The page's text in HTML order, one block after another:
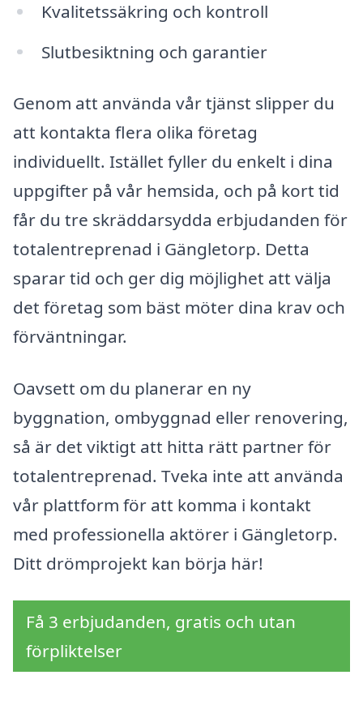
Kvalitetssäkring och kontroll
Slutbesiktning och garantier
Genom att använda vår tjänst slipper du
att kontakta flera olika företag
individuellt. Istället fyller du enkelt i dina
uppgifter på vår hemsida, och på kort tid
får du tre skräddarsydda erbjudanden för
totalentreprenad i Gängletorp. Detta
sparar tid och ger dig möjlighet att välja
det företag som bäst möter dina krav och
förväntningar.
Oavsett om du planerar en ny
byggnation, ombyggnad eller renovering,
så är det viktigt att hitta rätt partner för
totalentreprenad. Tveka inte att använda
vår plattform för att komma i kontakt
med professionella aktörer i Gängletorp.
Ditt drömprojekt kan börja här!
Få 3 erbjudanden, gratis och utan
förpliktelser